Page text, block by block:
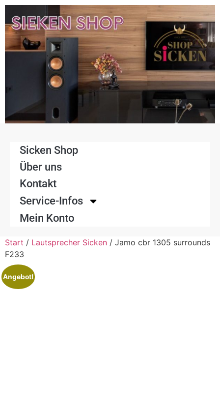
Sicken Shop
Über uns
Kontakt
Service-Infos
Mein Konto
Start / Lautsprecher Sicken / Jamo cbr 1305 surrounds
F233
Angebot!